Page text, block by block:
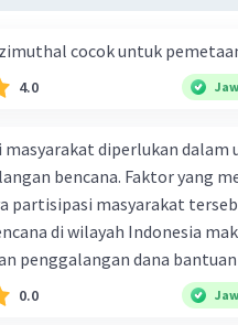
cocok untuk
4.0
diperlukan dalam
bencana. Faktor yang
partisipasi masyarakat
di wilayah Indonesia
penggalangan dana
c. pemahaman pendidikan
masih rendah d.
0.0